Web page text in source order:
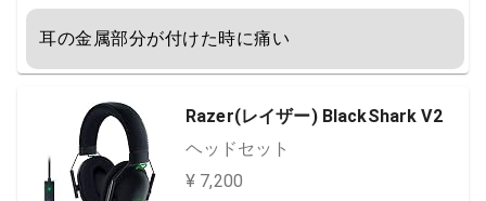
耳の金属部分が付けた時に痛い
Razer(レイザー) BlackShark V2
ヘッドセット
¥ 7,200